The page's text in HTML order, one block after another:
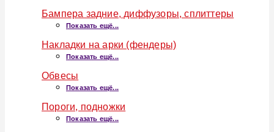
Бампера задние, диффузоры, сплиттеры
Показать ещё...
Накладки на арки (фендеры)
Показать ещё...
Обвесы
Показать ещё...
Пороги, подножки
Показать ещё...